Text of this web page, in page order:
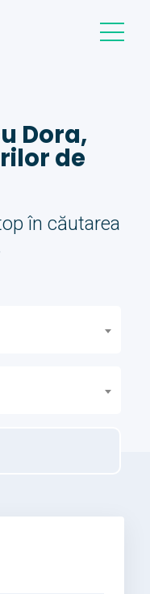
Dora,
de
în căutarea